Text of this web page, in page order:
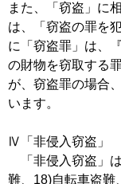
また、「窃盗」に
は、「窃盗の罪を
に「窃盗罪」は、
の財物を窃取する
が、窃盗罪の場合
います。
Ⅳ「非侵入窃盗」
「非侵入窃盗」
難、18)自転車盗難